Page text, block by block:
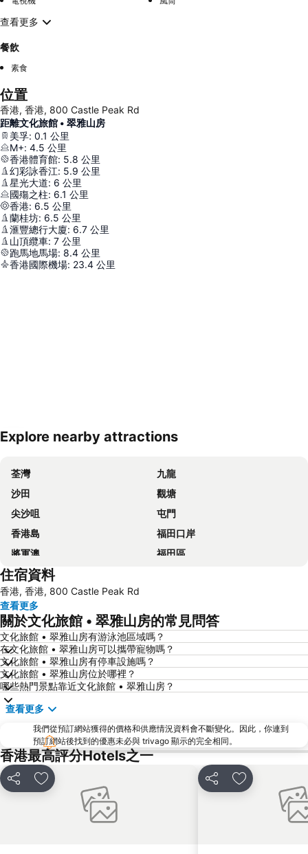
查看更多
餐飲
素食
位置
香港, 香港, 800 Castle Peak Rd
距離文化旅館 • 翠雅山房
美孚: 0.1 公里
M+: 4.5 公里
香港體育館: 5.8 公里
幻彩詠香江: 5.9 公里
星光大道: 6 公里
國殤之柱: 6.1 公里
香港: 6.5 公里
蘭桂坊: 6.5 公里
滙豐總行大廈: 6.7 公里
山頂纜車: 7 公里
跑馬地馬場: 8.4 公里
香港國際機場: 23.4 公里
展開地圖
Explore nearby attractions
荃灣
九龍
沙田
觀塘
尖沙咀
屯門
香港島
福田口岸
將軍澳
福田區
Mong Kok Metro Station
南山區
元朗
紅磡
天水圍
Wan Chai Metro Station
海洋公園
深水埗區
黃金海岸
新界
羅湖口岸
羅湖
North Point Metro Station
中環
Cheung Chau
羅湖口岸
Sheung Wan Metro Station
Tsing Yi Metro Station
寶安區
深圳寶安國際機場
住宿資料
香港, 香港, 800 Castle Peak Rd
查看更多
關於文化旅館 • 翠雅山房的常見問答
文化旅館 • 翠雅山房有游泳池區域嗎？
在文化旅館 • 翠雅山房可以攜帶寵物嗎？
文化旅館 • 翠雅山房有停車設施嗎？
文化旅館 • 翠雅山房位於哪裡？
哪些熱門景點靠近文化旅館 • 翠雅山房？
查看更多
我們從預訂網站獲得的價格和供應情況資料會不斷變化。因此，你連到
預訂網站後找到的優惠未必與 trivago 顯示的完全相同。
香港最高評分Hotels之一
分享 放到收藏夾 分享 放到收藏夾